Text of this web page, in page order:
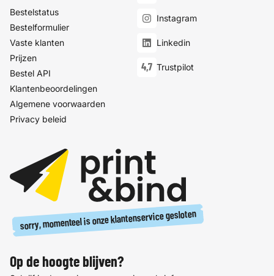
Bestelstatus
Bestelformulier
Vaste klanten
Prijzen
Bestel API
Klantenbeoordelingen
Algemene voorwaarden
Privacy beleid
Instagram
Linkedin
4,7 Trustpilot
sorry, momenteel is onze klantenservice gesloten
Op de hoogte blijven?